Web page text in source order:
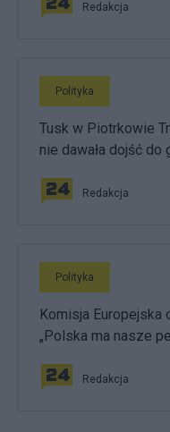
Redakcja
Polityka
Tusk w Piotrkowie
nie dawała dojść do
Redakcja
Polityka
Komisja Europejska
„Polska ma nasze
Redakcja